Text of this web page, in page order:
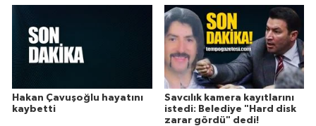
Hakan Çavuşoğlu hayatını
kaybetti
Savcılık kamera kayıtlarını
istedi: Belediye "Hard disk
zarar gördü" dedi!